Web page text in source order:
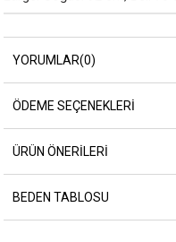
YORUMLAR(0)
ÖDEME SEÇENEKLERI
ÜRÜN ÖNERILERI
BEDEN TABLOSU